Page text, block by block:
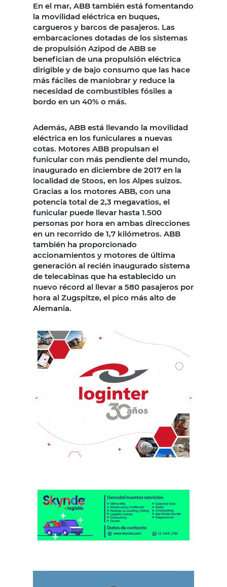
En el mar, ABB también está fomentando
la movilidad eléctrica en buques,
cargueros y barcos de pasajeros. Las
embarcaciones dotadas de los sistemas
de propulsión Azipod de ABB se
benefician de una propulsión eléctrica
dirigible y de bajo consumo que las hace
más fáciles de maniobrar y reduce la
necesidad de combustibles fósiles a
bordo en un 40% o más.
Además, ABB está llevando la movilidad
eléctrica en los funiculares a nuevas
cotas. Motores ABB propulsan el
funicular con más pendiente del mundo,
inaugurado en diciembre de 2017 en la
localidad de Stoos, en los Alpes suizos.
Gracias a los motores ABB, con una
potencia total de 2,3 megavatios, el
funicular puede llevar hasta 1.500
personas por hora en ambas direcciones
en un recorrido de 1,7 kilómetros. ABB
también ha proporcionado
accionamientos y motores de última
generación al recién inaugurado sistema
de telecabinas que ha establecido un
nuevo récord al llevar a 580 pasajeros por
hora al Zugspitze, el pico más alto de
Alemania.